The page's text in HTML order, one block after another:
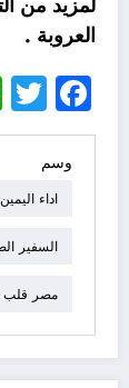
العروبة .
وسم
اداء
السفير
مصر قلب